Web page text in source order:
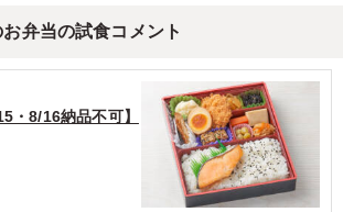
ケ・撮影›スタジオ撮影
弁当の試食コメント
・8/16納品不可】